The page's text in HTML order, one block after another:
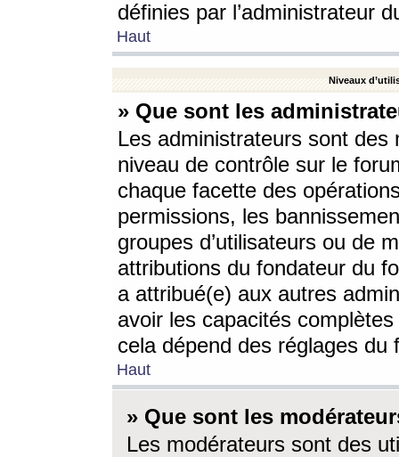
définies par l’administrateur
Haut
Niveaux
» Que sont les
Les administrateurs sont
niveau de contrôle sur le
chaque facette des
permissions, les
groupes d’utilisateurs ou de
attributions du fondateur du
a attribué(e) aux autres
avoir les capacités
cela dépend des réglages du
Haut
» Que sont les
Les modérateurs sont des